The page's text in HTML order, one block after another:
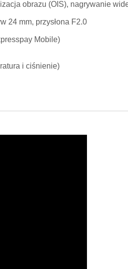
obrazu (OIS), nagrywanie
24 mm, przysłona F2.0
Mobile)
i ciśnienie)